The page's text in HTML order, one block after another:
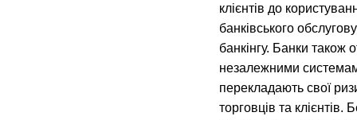
клієнтів до
банківського
банкінгу. Банки також
незалежними
перекладають свої
торговців та клієнтів.